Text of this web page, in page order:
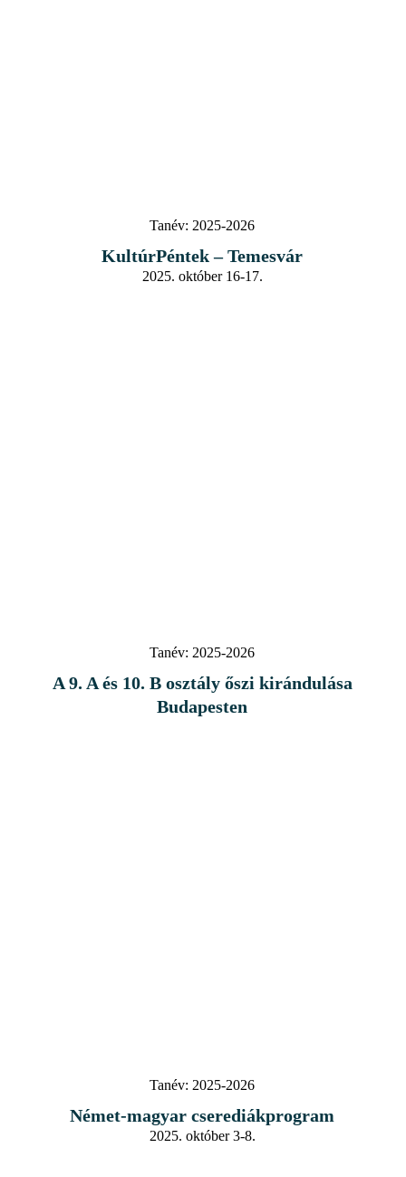
Tanév: 2025-2026
KultúrPéntek – Temesvár
2025. október 16-17.
Tanév: 2025-2026
A 9. A és 10. B osztály őszi kirándulása
Budapesten
Tanév: 2025-2026
Német-magyar cserediákprogram
2025. október 3-8.